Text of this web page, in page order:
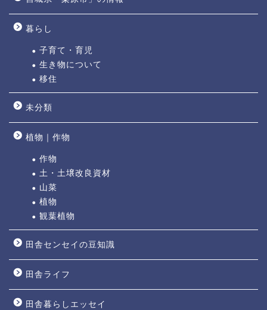
暮らし
子育て・育児
生き物について
移住
未分類
植物｜作物
作物
土・土壌改良資材
山菜
植物
観葉植物
田舎センセイの豆知識
田舎ライフ
田舎暮らしエッセイ